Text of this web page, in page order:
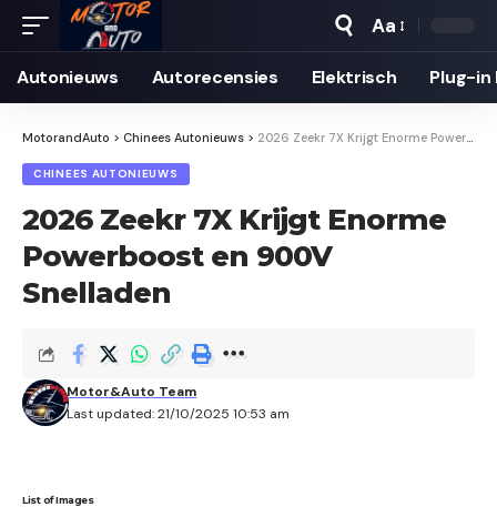
Aa
Autonieuws Auto­recensies Elektrisch Plug-in
MotorandAuto > Chinees Autonieuws > 2026 Zeekr 7X Krijgt Enorme Powerboost en 900V Snelladen
CHINEES AUTONIEUWS
2026 Zeekr 7X Krijgt Enorme
Powerboost en 900V
Snelladen
Last updated: 21/10/2025 10:53 am
Motor&Auto Team
List of Images